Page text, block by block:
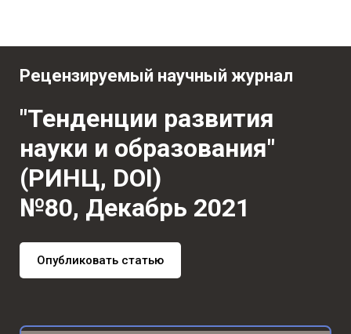
Рецензируемый научный журнал
"Тенденции развития
науки и образования"
(РИНЦ, DOI)
№80, Декабрь 2021
Опубликовать статью